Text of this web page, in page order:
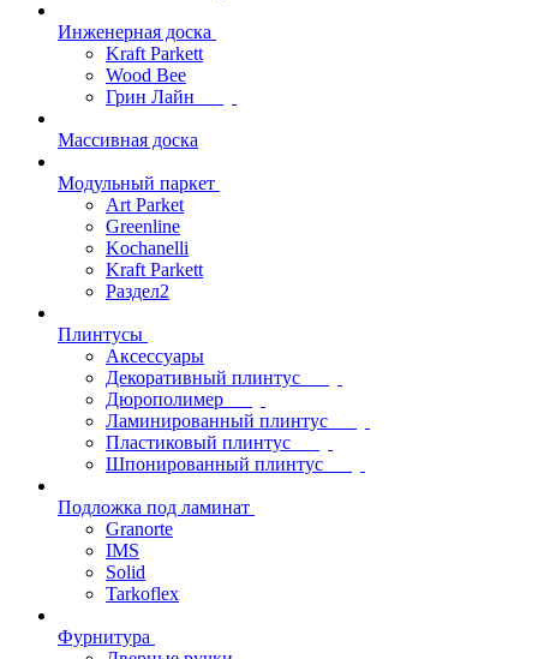
Инженерная доска
Kraft Parkett
Wood Bee
Грин Лайн
Массивная доска
Модульный паркет
Art Parket
Greenline
Kochanelli
Kraft Parkett
Раздел2
Плинтусы
Аксессуары
Декоративный плинтус
Дюрополимер
Ламинированный плинтус
Пластиковый плинтус
Шпонированный плинтус
Подложка под ламинат
Granorte
IMS
Solid
Tarkoflex
Фурнитура